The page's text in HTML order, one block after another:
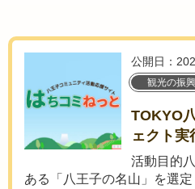
公開日：
観光の振興
TOKYO
ェクト実
活動目的
ある「八王子の名山」を選